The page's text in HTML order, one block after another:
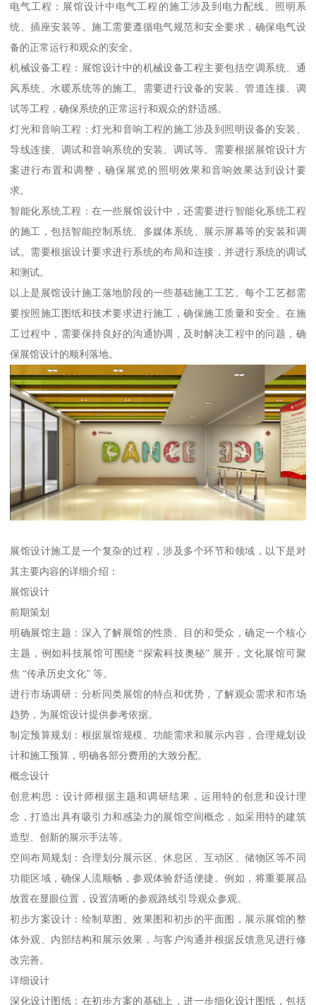
电气工程：展馆设计中电气工程的施工涉及到电力配线、照明系
统、插座安装等。施工需要遵循电气规范和安全要求，确保电气设
备的正常运行和观众的安全。
机械设备工程：展馆设计中的机械设备工程主要包括空调系统、通
风系统、水暖系统等的施工。需要进行设备的安装、管道连接、调
试等工程，确保系统的正常运行和观众的舒适感。
灯光和音响工程：灯光和音响工程的施工涉及到照明设备的安装、
导线连接、调试和音响系统的安装、调试等。需要根据展馆设计方
案进行布置和调整，确保展览的照明效果和音响效果达到设计要
求。
智能化系统工程：在一些展馆设计中，还需要进行智能化系统工程
的施工，包括智能控制系统、多媒体系统、展示屏幕等的安装和调
试。需要根据设计要求进行系统的布局和连接，并进行系统的调试
和测试。
以上是展馆设计施工落地阶段的一些基础施工工艺。每个工艺都需
要按照施工图纸和技术要求进行施工，确保施工质量和安全。在施
工过程中，需要保持良好的沟通协调，及时解决工程中的问题，确
保展馆设计的顺利落地。
展馆设计施工是一个复杂的过程，涉及多个环节和领域，以下是对
其主要内容的详细介绍：
展馆设计
前期策划
明确展馆主题：深入了解展馆的性质、目的和受众，确定一个核心
主题，例如科技展馆可围绕 “探索科技奥秘” 展开，文化展馆可聚
焦 “传承历史文化” 等。
进行市场调研：分析同类展馆的特点和优势，了解观众需求和市场
趋势，为展馆设计提供参考依据。
制定预算规划：根据展馆规模、功能需求和展示内容，合理规划设
计和施工预算，明确各部分费用的大致分配。
概念设计
创意构思：设计师根据主题和调研结果，运用特的创意和设计理
念，打造出具有吸引力和感染力的展馆空间概念，如采用特的建筑
造型、创新的展示手法等。
空间布局规划：合理划分展示区、休息区、互动区、储物区等不同
功能区域，确保人流顺畅，参观体验舒适便捷。例如，将重要展品
放置在显眼位置，设置清晰的参观路线引导观众参观。
初步方案设计：绘制草图、效果图和初步的平面图，展示展馆的整
体外观、内部结构和展示效果，与客户沟通并根据反馈意见进行修
改完善。
详细设计
深化设计图纸：在初步方案的基础上，进一步细化设计图纸，包括